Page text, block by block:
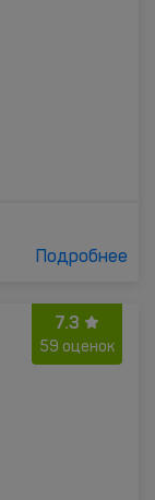
Подробнее
7.3
59 оценок